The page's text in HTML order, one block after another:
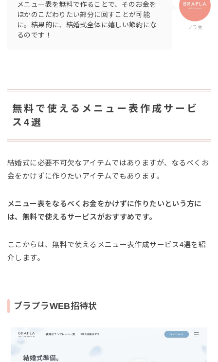
ブラ美
メニュー表を無料で作ることで、そのお金を
ほかのこだわりたい部分に回すことが可能
に。結果的に、結婚式全体に嬉しい節約にな
るのです！
無料で使えるメニュー表作成サービ
ス4選
結婚式に必要不可欠なアイテムではありますが、なるべくお
金をかけずに作りたいアイテムでもあります。
メニュー表をなるべくお金をかけずに作りたいという方に
は、無料で使えるサービスがおすすめです。
ここからは、無料で使えるメニュー表作成サービス4選を紹
介します。
ブラプラWEB招待状